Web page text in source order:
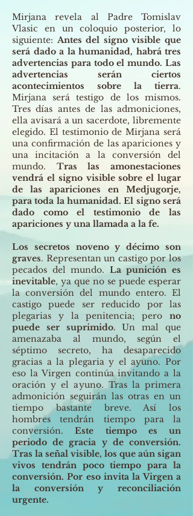
Mirjana revela al Padre Tomislav
Vlasic en un coloquio posterior, lo
siguiente:Antes del signo visible que
será dado a la humanidad, habrá tres
advertencias para todo el mundo. Las
advertencias serán ciertos
acontecimientos sobre la tierra.
Mirjana será testigo de los mismos.
Tres días antes de las admoniciones,
ella avisará a un sacerdote, libremente
elegido. El testimonio de Mirjana será
una confirmación de las apariciones y
una incitación a la conversión del
mundo. Tras las amonestaciones
vendrá el signo visible sobre el lugar
de las apariciones en Medjugorje,
para toda la humanidad. El signo será
dado como el testimonio de las
apariciones y una llamada a la fe.
Los secretos noveno y décimo son
graves. Representan un castigo por los
pecados del mundo. La punición es
inevitable, ya que no se puede esperar
la conversión del mundo entero. El
castigo puede ser reducido por las
plegarias y la penitencia; pero no
puede ser suprimido. Un mal que
amenazaba al mundo, según el
séptimo secreto, ha desaparecido
gracias a la plegaria y el ayuno. Por
eso la Virgen continúa invitando a la
oración y el ayuno. Tras la primera
admonición seguirán las otras en un
tiempo bastante breve. Así los
hombres tendrán tiempo para la
conversión.Este tiempo es un
periodo de gracia y de conversión.
Tras la señal visible, los que aún sigan
vivos tendrán poco tiempo para la
conversión. Por eso invita la Virgen a
la conversión y reconciliación
urgente.